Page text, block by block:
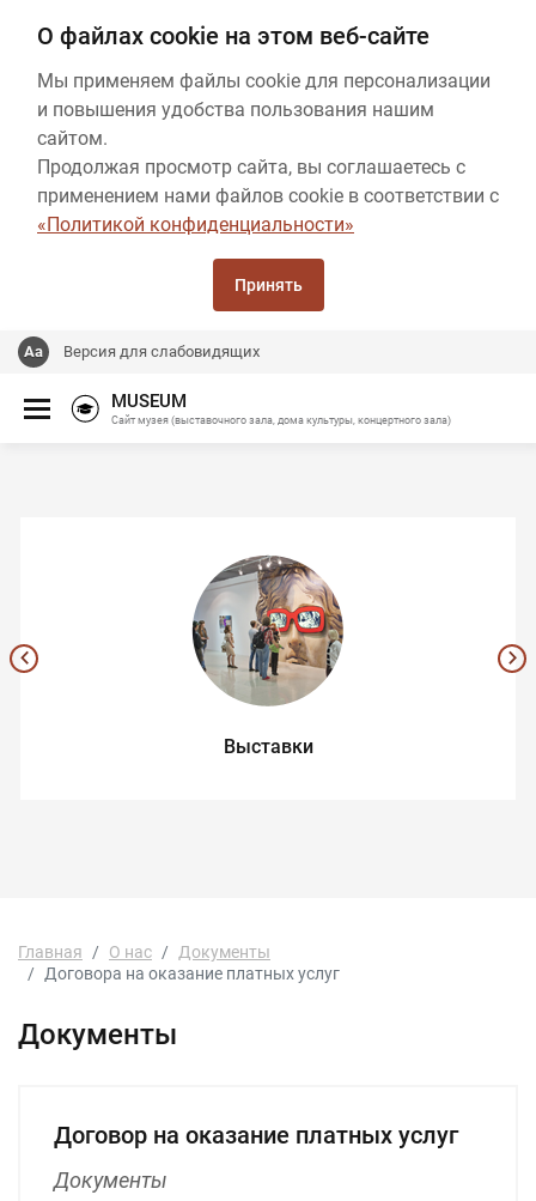
О файлах cookie на этом веб-сайте
Мы применяем файлы cookie для персонализации
и повышения удобства пользования нашим
сайтом.
Продолжая просмотр сайта, вы соглашаетесь с
применением нами файлов cookie в соответствии с
«Политикой конфиденциальности»
Принять
Версия для слабовидящих
MUSEUM
Сайт музея (выставочного зала, дома культуры, концертного зала)
Выставки
Главная О нас
Документы
Договора на оказание платных услуг
Документы
Договор на оказание платных услуг
Документы